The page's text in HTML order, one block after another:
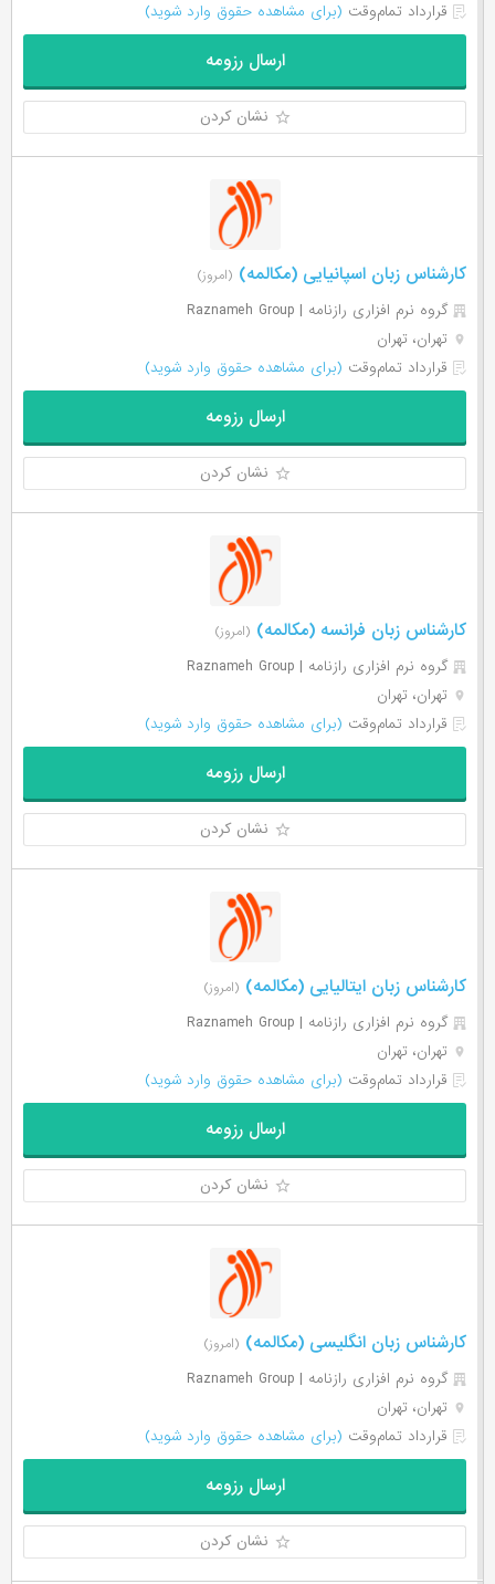
قرارداد تمام‌وقت (برای مشاهده حقوق وارد شوید)
ارسال رزومه
نشان کردن
کارشناس زبان اسپانیایی (مکالمه) (امروز)
گروه نرم افزاری رازنامه | Raznameh Group
تهران، تهران
قرارداد تمام‌وقت (برای مشاهده حقوق وارد شوید)
ارسال رزومه
نشان کردن
کارشناس زبان فرانسه (مکالمه) (امروز)
گروه نرم افزاری رازنامه | Raznameh Group
تهران، تهران
قرارداد تمام‌وقت (برای مشاهده حقوق وارد شوید)
ارسال رزومه
نشان کردن
کارشناس زبان ایتالیایی (مکالمه) (امروز)
گروه نرم افزاری رازنامه | Raznameh Group
تهران، تهران
قرارداد تمام‌وقت (برای مشاهده حقوق وارد شوید)
ارسال رزومه
نشان کردن
کارشناس زبان انگلیسی (مکالمه) (امروز)
گروه نرم افزاری رازنامه | Raznameh Group
تهران، تهران
قرارداد تمام‌وقت (برای مشاهده حقوق وارد شوید)
ارسال رزومه
نشان کردن